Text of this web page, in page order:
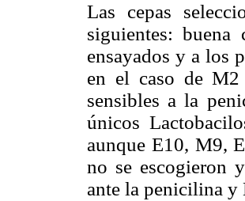
Las cepas
siguientes: buena
ensayados y a los
en el caso de M2
sensibles a la
únicos
aunque E10, M9,
no se escogieron
ante la penicilina y